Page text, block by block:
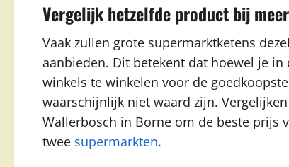
Vergelijk hetzelfde product bij
Vaak zullen grote supermarktketens
aanbieden. Dit betekent dat hoewel je
winkels te winkelen voor de
waarschijnlijk niet waard zijn.
Wallerbosch in Borne om de beste prijs
twee supermarkten.